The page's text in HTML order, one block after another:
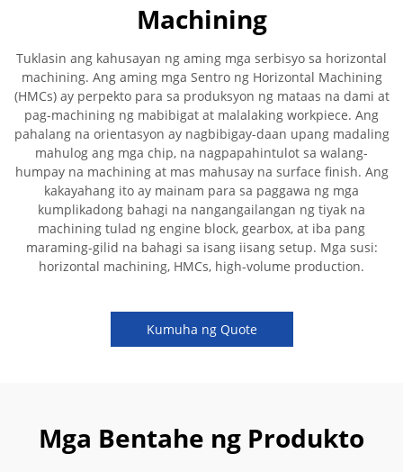
Machining
Tuklasin ang kahusayan ng aming mga serbisyo sa horizontal
machining. Ang aming mga Sentro ng Horizontal Machining
(HMCs) ay perpekto para sa produksyon ng mataas na dami at
pag-machining ng mabibigat at malalaking workpiece. Ang
pahalang na orientasyon ay nagbibigay-daan upang madaling
mahulog ang mga chip, na nagpapahintulot sa walang-
humpay na machining at mas mahusay na surface finish. Ang
kakayahang ito ay mainam para sa paggawa ng mga
kumplikadong bahagi na nangangailangan ng tiyak na
machining tulad ng engine block, gearbox, at iba pang
maraming-gilid na bahagi sa isang iisang setup. Mga susi:
horizontal machining, HMCs, high-volume production.
Kumuha ng Quote
Mga Bentahe ng Produkto